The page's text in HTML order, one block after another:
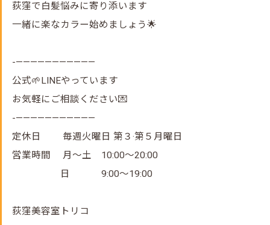
荻窪で白髪悩みに寄り添います
一緒に楽なカラー始めましょう🌟
-———————————
公式🌱LINEやっています
お気軽にご相談ください💌
-———————————
定休日 毎週火曜日 第３·第５月曜日
営業時間 月～土 10:00～20:00
日 9:00～19:00
荻窪美容室トリコ